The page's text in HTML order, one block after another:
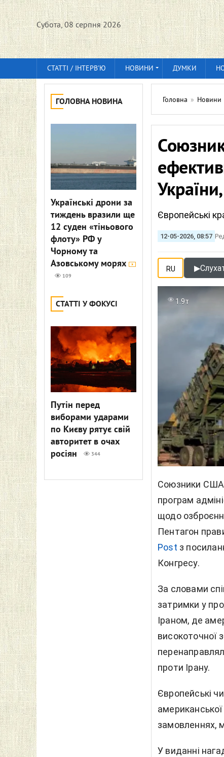
Субота, 08 серпня 2026
СТАТТІ / ІНТЕРВ'Ю НОВИНИ ДУМКИ
ГОЛОВНА НОВИНА
Українські дрони за
тиждень вразили ще
12 суден «тіньового
флоту» РФ у
Чорному та
Азовському морях
109
СТАТТІ У ФОКУСІ
Путін перед
виборами ударами
по Києву рятує свій
авторитет в очах
росіян
344
Головна » Новини
Європейські
12-05-2026, 08:57
RU ▶
1.9т
Союзники США
програм
щодо
Пентагон
Post з
Конгресу.
За словами
затримки у
Іраном, де
високоточної
проти Ірану.
Європейські
замовленнях,
У виданні